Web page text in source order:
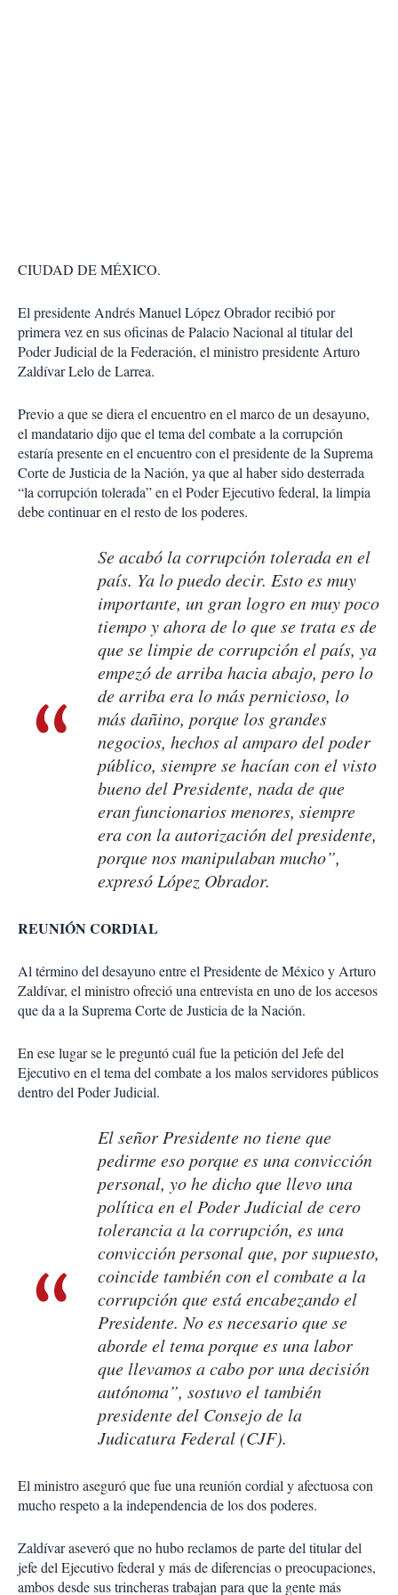
CIUDAD DE MÉXICO.
El presidente Andrés Manuel López Obrador recibió por
primera vez en sus oficinas de Palacio Nacional al titular del
Poder Judicial de la Federación, el ministro presidente Arturo
Zaldívar Lelo de Larrea.
Previo a que se diera el encuentro en el marco de un desayuno,
el mandatario dijo que el tema del combate a la corrupción
estaría presente en el encuentro con el presidente de la Suprema
Corte de Justicia de la Nación, ya que al haber sido desterrada
“la corrupción tolerada” en el Poder Ejecutivo federal, la limpia
debe continuar en el resto de los poderes.
Se acabó la corrupción tolerada en el
país. Ya lo puedo decir. Esto es muy
importante, un gran logro en muy poco
tiempo y ahora de lo que se trata es de
que se limpie de corrupción el país, ya
empezó de arriba hacia abajo, pero lo
de arriba era lo más pernicioso, lo
más dañino, porque los grandes
negocios, hechos al amparo del poder
público, siempre se hacían con el visto
bueno del Presidente, nada de que
eran funcionarios menores, siempre
era con la autorización del presidente,
porque nos manipulaban mucho”,
expresó López Obrador.
REUNIÓN CORDIAL
Al término del desayuno entre el Presidente de México y Arturo
Zaldívar, el ministro ofreció una entrevista en uno de los accesos
que da a la Suprema Corte de Justicia de la Nación.
En ese lugar se le preguntó cuál fue la petición del Jefe del
Ejecutivo en el tema del combate a los malos servidores públicos
dentro del Poder Judicial.
El señor Presidente no tiene que
pedirme eso porque es una convicción
personal, yo he dicho que llevo una
política en el Poder Judicial de cero
tolerancia a la corrupción, es una
convicción personal que, por supuesto,
coincide también con el combate a la
corrupción que está encabezando el
Presidente. No es necesario que se
aborde el tema porque es una labor
que llevamos a cabo por una decisión
autónoma”, sostuvo el también
presidente del Consejo de la
Judicatura Federal (CJF).
El ministro aseguró que fue una reunión cordial y afectuosa con
mucho respeto a la independencia de los dos poderes.
Zaldívar aseveró que no hubo reclamos de parte del titular del
jefe del Ejecutivo federal y más de diferencias o preocupaciones,
ambos desde sus trincheras trabajan para que la gente más